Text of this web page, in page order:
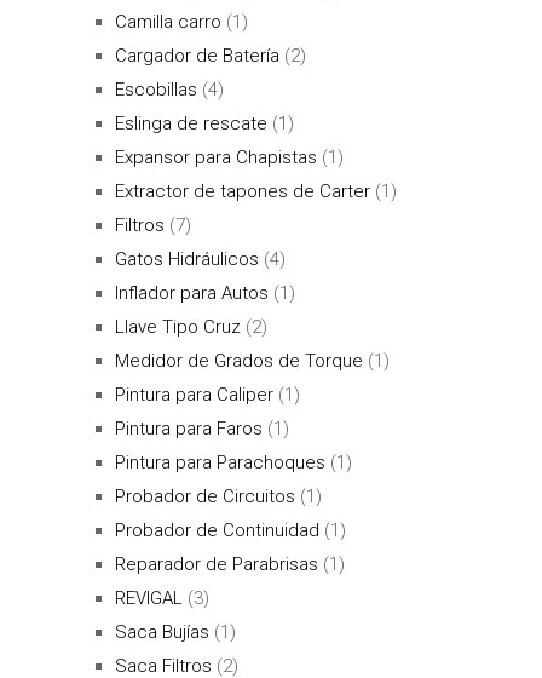
Camilla carro (1)
Cargador de Batería (2)
Escobillas (4)
Eslinga de rescate (1)
Expansor para Chapistas (1)
Extractor de tapones de Carter (1)
Filtros (7)
Gatos Hidráulicos (4)
Inflador para Autos (1)
Llave Tipo Cruz (2)
Medidor de Grados de Torque (1)
Pintura para Caliper (1)
Pintura para Faros (1)
Pintura para Parachoques (1)
Probador de Circuitos (1)
Probador de Continuidad (1)
Reparador de Parabrisas (1)
REVIGAL (3)
Saca Bujías (1)
Saca Filtros (2)